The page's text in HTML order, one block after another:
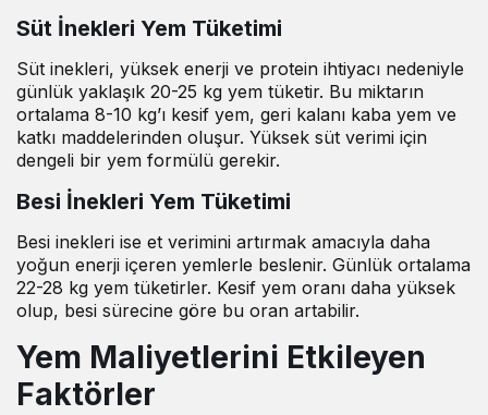
Süt İnekleri Yem Tüketimi
Süt inekleri, yüksek enerji ve protein ihtiyacı nedeniyle
günlük yaklaşık 20-25 kg yem tüketir. Bu miktarın
ortalama 8-10 kg’ı kesif yem, geri kalanı kaba yem ve
katkı maddelerinden oluşur. Yüksek süt verimi için
dengeli bir yem formülü gerekir.
Besi İnekleri Yem Tüketimi
Besi inekleri ise et verimini artırmak amacıyla daha
yoğun enerji içeren yemlerle beslenir. Günlük ortalama
22-28 kg yem tüketirler. Kesif yem oranı daha yüksek
olup, besi sürecine göre bu oran artabilir.
Yem Maliyetlerini Etkileyen
Faktörler